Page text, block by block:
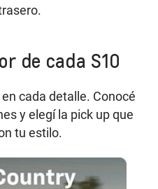
de cada S10
cada detalle. Conocé
y elegí la pick up que
tu estilo.